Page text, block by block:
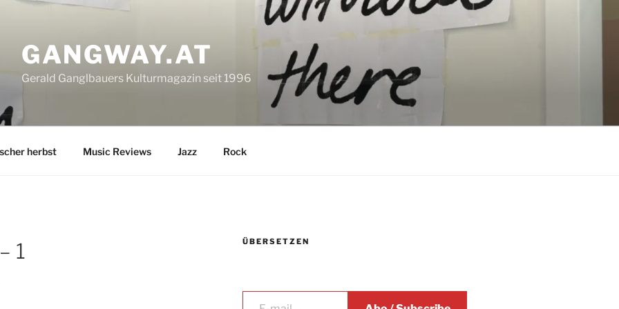
GANGWAY.AT
Gerald Ganglbauers Kulturmagazin seit 1996
herbst Music Reviews Jazz Rock
1 ÜBERSETZEN
E-mail ...